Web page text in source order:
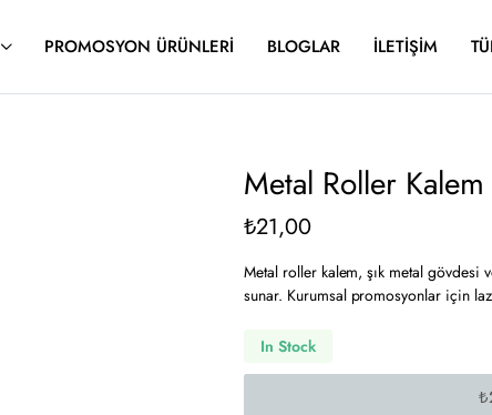
PROMOSYON ÜRÜNLERI BLOGLAR İLETIŞIM
Metal Roller
₺21,00
Metal roller kalem, şık metal gövdesi
sunar. Kurumsal promosyonlar için
In Stock